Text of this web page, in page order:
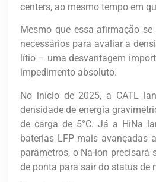
centers, ao mesmo tempo em
Mesmo que essa afirmação
necessários para avaliar a
lítio – uma desvantagem
impedimento absoluto.
No início de 2025, a CATL
densidade de energia
de carga de 5°C. Já a HiNa
baterias LFP mais avançadas
parâmetros, o Na-ion
de ponta para sair do status de